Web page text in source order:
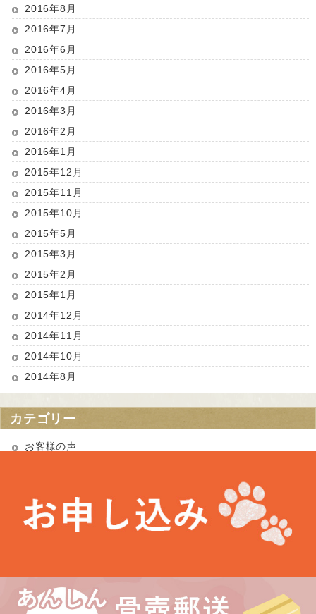
2016年8月
2016年7月
2016年6月
2016年5月
2016年4月
2016年3月
2016年2月
2016年1月
2015年12月
2015年11月
2015年10月
2015年5月
2015年3月
2015年2月
2015年1月
2014年12月
2014年11月
2014年10月
2014年8月
カテゴリー
お客様の声
最近の投稿
埼玉県 Kさま（あかりちゃん・きなりちゃん）
千葉県 Uさま（エルフちゃん・ソルシエールちゃん）